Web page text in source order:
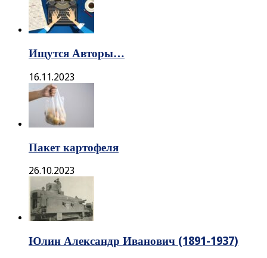
Ищутся Авторы…
16.11.2023
Пакет картофеля
26.10.2023
Юлин Александр Иванович (1891-1937)